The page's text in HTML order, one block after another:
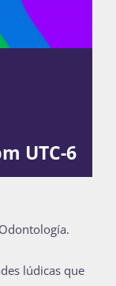
UTC-6
lúdicas que